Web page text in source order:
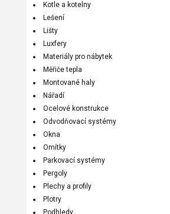
Kotle a kotelny
Lešení
Lišty
Luxfery
Materiály pro nábytek
Měřiče tepla
Montované haly
Nářadí
Ocelové konstrukce
Odvodňovací systémy
Okna
Omítky
Parkovací systémy
Pergoly
Plechy a profily
Plotry